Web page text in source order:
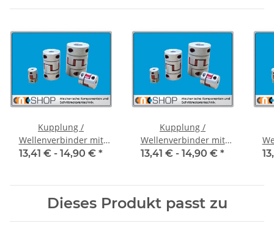
Kupplung /
Wellenverbinder mit
Klemmnaben FCT-20C
13,41 € - 14,90 € *
Kupplung /
Wellenverbinder mit
Klemmnaben FCT-20C
13,41 € - 14,90 € *
Dieses Produkt passt zu